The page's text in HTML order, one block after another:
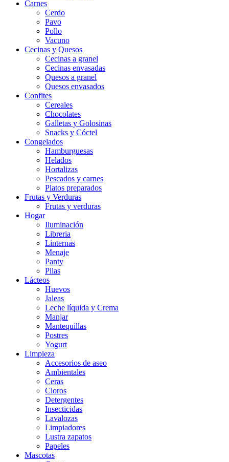
Carnes
Cerdo
Pavo
Pollo
Vacuno
Cecinas y Quesos
Cecinas a granel
Cecinas envasadas
Quesos a granel
Quesos envasados
Confites
Cereales
Chocolates
Galletas y Golosinas
Snacks y Cóctel
Congelados
Hamburguesas
Helados
Hortalizas
Pescados y carnes
Platos preparados
Frutas y Verduras
Frutas y verduras
Hogar
Iluminación
Libreria
Linternas
Menaje
Panty
Pilas
Lácteos
Huevos
Jaleas
Leche líquida y Crema
Manjar
Mantequillas
Postres
Yogurt
Limpieza
Accesorios de aseo
Ambientales
Ceras
Cloros
Detergentes
Insecticidas
Lavalozas
Limpiadores
Lustra zapatos
Papeles
Mascotas